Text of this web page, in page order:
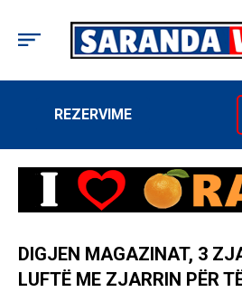
REZERVIME
DIGJEN MAGAZINAT, 3
LUFTË ME ZJARRIN PËR